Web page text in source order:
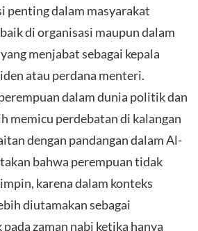
penting dalam masyarakat
di organisasi maupun dalam
menjabat sebagai kepala
atau perdana menteri.
dalam dunia politik dan
memicu perdebatan di kalangan
dengan pandangan dalam Al-
bahwa perempuan tidak
karena dalam konteks
diutamakan sebagai
zaman nabi ketika hanya